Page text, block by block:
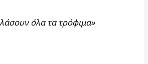
όλα τα τρόφιμα»